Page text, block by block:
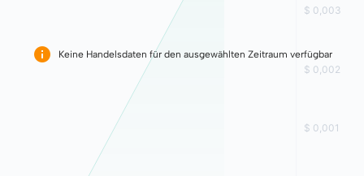
Keine Handelsdaten für den ausgewählten Zeitraum verfügbar